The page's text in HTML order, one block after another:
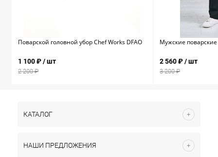
Поварской головной убор Chef Works DFAO
1 100 ₽/ шт
2 200 ₽
Мужские
2 560 ₽/ шт
3 200 ₽
КАТАЛОГ
НАШИ ПРЕДЛОЖЕНИЯ